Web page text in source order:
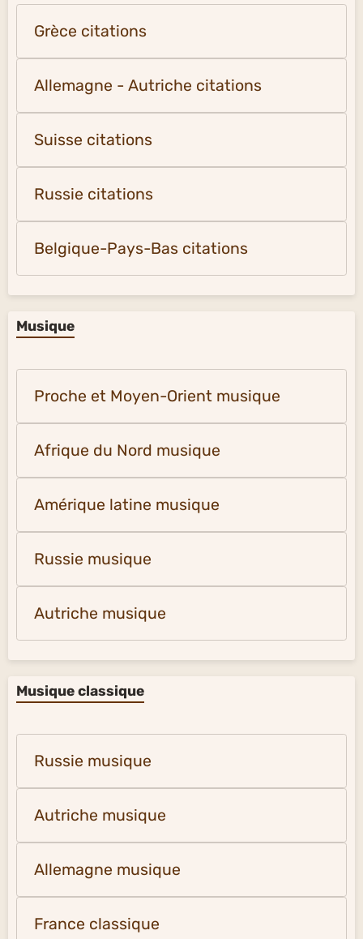
Grèce citations
Allemagne - Autriche citations
Suisse citations
Russie citations
Belgique-Pays-Bas citations
Musique
Proche et Moyen-Orient musique
Afrique du Nord musique
Amérique latine musique
Russie musique
Autriche musique
Musique classique
Russie musique
Autriche musique
Allemagne musique
France classique